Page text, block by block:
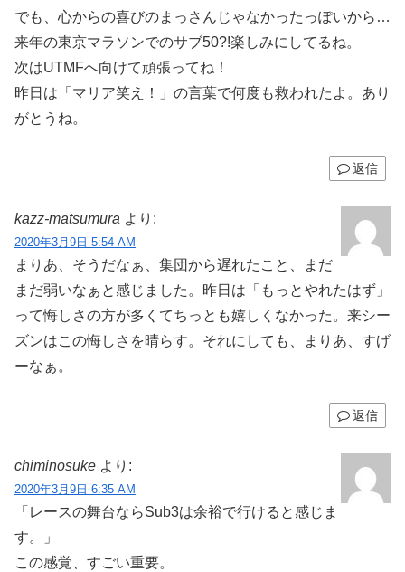
でも、心からの喜びのまっさんじゃなかったっぽいから…
来年の東京マラソンでのサブ50?!楽しみにしてるね。
次はUTMFへ向けて頑張ってね！
昨日は「マリア笑え！」の言葉で何度も救われたよ。あり
がとうね。
返信
kazz-matsumura より:
2020年3月9日 5:54 AM
まりあ、そうだなぁ、集団から遅れたこと、まだ
まだ弱いなぁと感じました。昨日は「もっとやれたはず」
って悔しさの方が多くてちっとも嬉しくなかった。来シー
ズンはこの悔しさを晴らす。それにしても、まりあ、すげ
ーなぁ。
返信
chiminosuke より:
2020年3月9日 6:35 AM
「レースの舞台ならSub3は余裕で行けると感じま
す。」
この感覚、すごい重要。